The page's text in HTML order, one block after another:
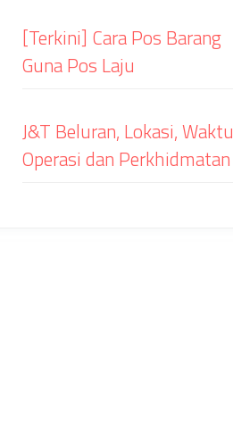
[Terkini] Cara Pos Barang
Guna Pos Laju
J&T Beluran, Lokasi, Waktu
Operasi dan Perkhidmatan